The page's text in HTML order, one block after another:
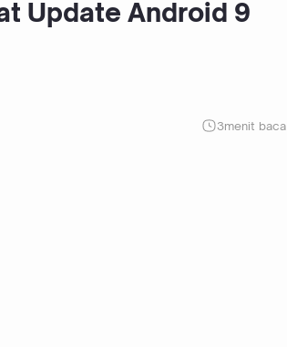
Update Android 9
3menit baca